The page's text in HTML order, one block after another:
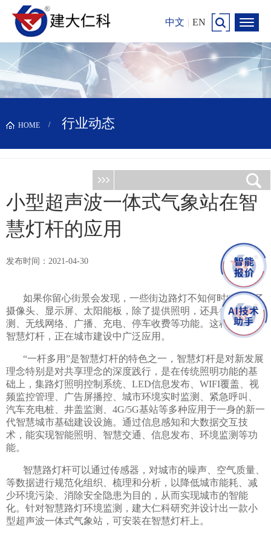
中文 | EN
HOME 行业动态
小型超声波一体式气象站在智
慧灯杆的应用
发布时间：2021-04-30
如果你留心街景会发现，一些街边路灯不知何时“长”出了
摄像头、显示屏、太阳能板，除了提供照明，还具备环境监
测、无线网络、广播、充电、停车收费等功能。这种多功能
智慧灯杆，正在城市建设中广泛应用。
“一杆多用”是智慧灯杆的特色之一，智慧灯杆是对新发展
理念特别是对共享理念的深度践行，是在传统照明功能的基
础上，集路灯照明控制系统、LED信息发布、WIFI覆盖、视
频监控管理、广告屏播控、城市环境实时监测、紧急呼叫、
汽车充电桩、井盖监测、4G/5G基站等多种应用于一身的新一
代智慧城市基础建设设施。通过信息感知和大数据交互技
术，能实现智能照明、智慧交通、信息发布、环境监测等功
能。
智慧路灯杆可以通过传感器，对城市的噪声、空气质量、
等数据进行规范化组织、梳理和分析，以降低城市能耗、减
少环境污染、消除安全隐患为目的，从而实现城市的智能
化。针对智慧路灯环境监测，建大仁科研究并设计出一款小
型超声波一体式气象站，可安装在智慧灯杆上。